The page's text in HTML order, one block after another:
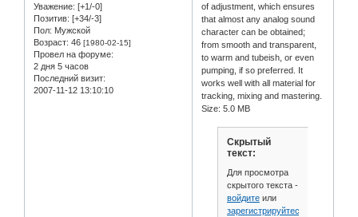
Уважение: [+1/-0]
Позитив: [+34/-3]
Пол: Мужской
Возраст: 46 [1980-02-15]
Провел на форуме:
2 дня 5 часов
Последний визит:
2007-11-12 13:10:10
of adjustment, which ensures
that almost any analog sound
character can be obtained;
from smooth and transparent,
to warm and tubeish, or even
pumping, if so preferred. It
works well with all material for
tracking, mixing and mastering.
Size: 5.0 MB
Скрытый
текст:
Для просмотра
скрытого текста -
войдитеили
зарегистрируйтесь